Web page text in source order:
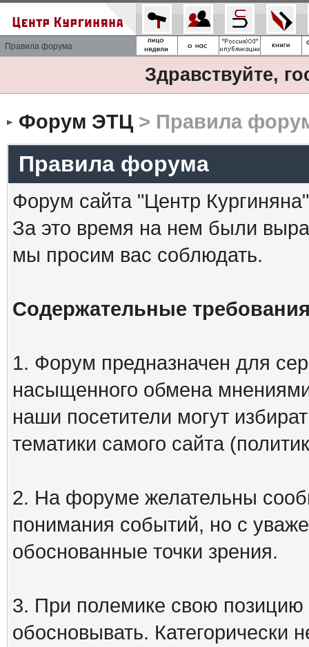
Правила форума
Здравствуйте,
Форум ЭТЦ> Правила
Правила форума
Форум сайта "Центр
За это время на нем были
мы просим вас соблюдать.
Содержательные
1. Форум предназначен для
насыщенного обмена
наши посетители могут
тематики самого сайта
2. На форуме желательны
понимания событий, но с
обоснованные точки зрения.
3. При полемике свою
обосновывать. Категорически